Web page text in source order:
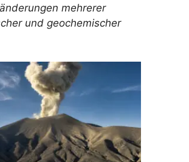
mehrerer
und geochemischer